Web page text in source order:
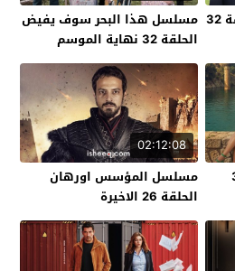
مسلسل ورود وذنوب الحلقة 32 مسلسل هذا البحر سوف يفيض
الحلقة 32 نهاية الموسم
35
02:12:08
مسلسل المؤسس اورهان
الحلقة 26 الاخيرة